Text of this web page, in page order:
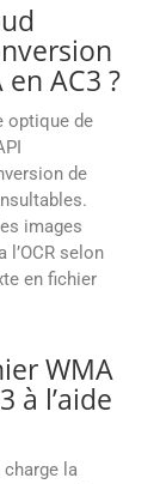
AC3 ?
optique de
de
images
selon
en fichier
WMA
à l’aide
charge la